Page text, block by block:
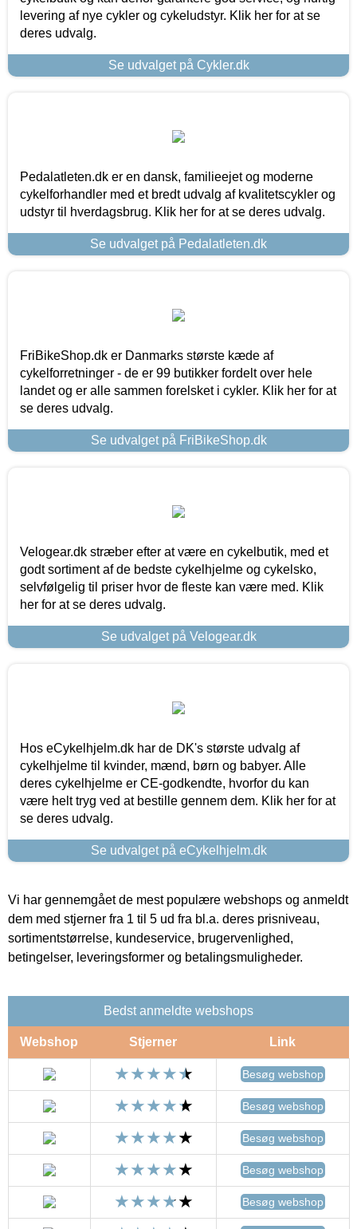
levering af nye cykler og cykeludstyr. Klik her for at se
deres udvalg.
Se udvalget på Cykler.dk
Pedalatleten.dk er en dansk, familieejet og moderne
cykelforhandler med et bredt udvalg af kvalitetscykler og
udstyr til hverdagsbrug. Klik her for at se deres udvalg.
Se udvalget på Pedalatleten.dk
FriBikeShop.dk er Danmarks største kæde af
cykelforretninger - de er 99 butikker fordelt over hele
landet og er alle sammen forelsket i cykler. Klik her for at
se deres udvalg.
Se udvalget på FriBikeShop.dk
Velogear.dk stræber efter at være en cykelbutik, med et
godt sortiment af de bedste cykelhjelme og cykelsko,
selvfølgelig til priser hvor de fleste kan være med. Klik
her for at se deres udvalg.
Se udvalget på Velogear.dk
Hos eCykelhjelm.dk har de DK's største udvalg af
cykelhjelme til kvinder, mænd, børn og babyer. Alle
deres cykelhjelme er CE-godkendte, hvorfor du kan
være helt tryg ved at bestille gennem dem. Klik her for at
se deres udvalg.
Se udvalget på eCykelhjelm.dk
Vi har gennemgået de mest populære webshops og anmeldt
dem med stjerner fra 1 til 5 ud fra bl.a. deres prisniveau,
sortimentstørrelse, kundeservice, brugervenlighed,
betingelser, leveringsformer og betalingsmuligheder.
Bedst anmeldte webshops
Webshop Stjerner Link
Besøg webshop
Besøg webshop
Besøg webshop
Besøg webshop
Besøg webshop